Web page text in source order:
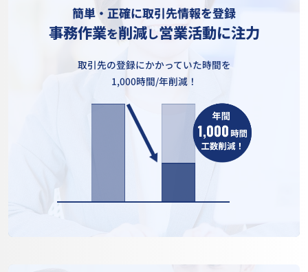
簡単・正確に取引先情報を登録
事務作業を削減し営業活動に注力
取引先の登録にかかっていた時間を
1,000時間/年削減！